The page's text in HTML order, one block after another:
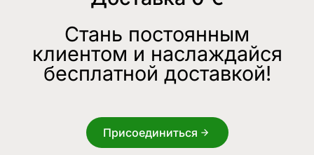
Стань постоянным
клиентом и наслаждайся
бесплатной доставкой!
Присоединиться